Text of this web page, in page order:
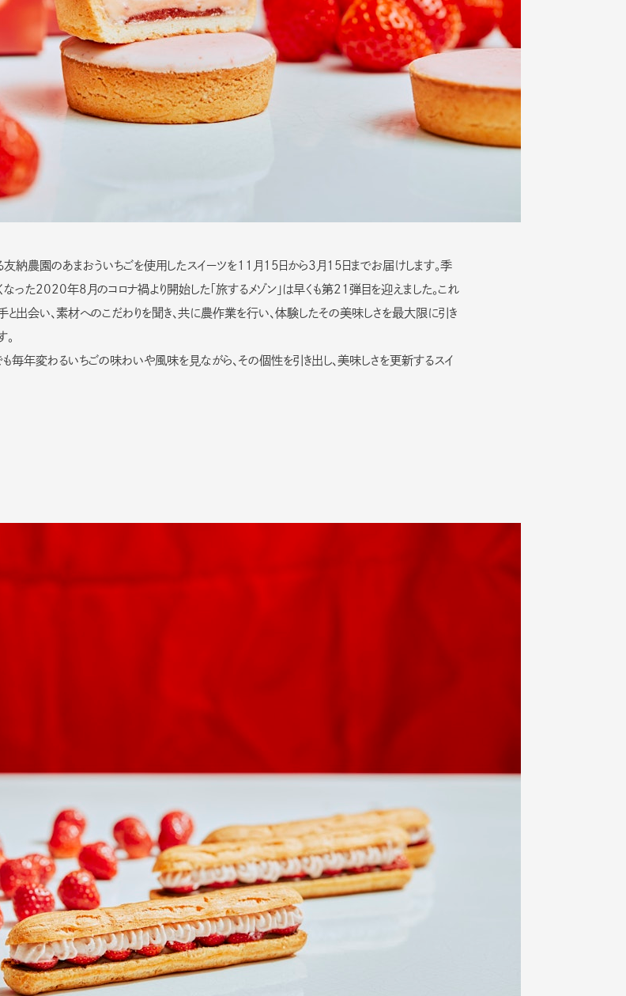
TikTok
友納農園のあまおういちごを使用したスイーツを11月15日から3月15日までお届けします。季
った2020年8月のコロナ禍より開始した「旅するメゾン」は早くも第21弾目を迎えました。これ
出会い、素材へのこだわりを聞き、共に農作業を行い、体験したその美味しさを最大限に引き
毎年変わるいちごの味わいや風味を見ながら、その個性を引き出し、美味しさを更新するスイ